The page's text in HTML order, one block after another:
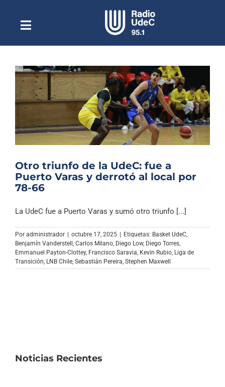
contenidoToggle
NavigationEscuchar Radio UdeC en vivo
Quiénes Somos
Programación
Podcast
Noticias
Columnas
Especiales
Archivo Sonoro
Otro triunfo de la UdeC: fue a
Puerto Varas y derrotó al local por
78-66
La UdeC fue a Puerto Varas y sumó otro triunfo [...]
Por administrador | octubre 17, 2025 | Etiquetas: Basket UdeC
Benjamín Vanderstell Carlos Milano Diego Low, Diego Torres
Emmanuel Payton-Clottey, Francisco Saravia Kevin Rubio Liga de
Transición LNB Chile Sebastián Pereira Stephen Maxwell
Noticias Recientes